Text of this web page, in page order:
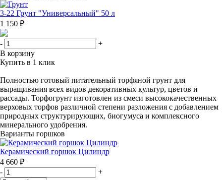
3-22 Грунт "Универсальный" 50 л
1 150 ₽
-
+
В корзину
Купить в 1 клик
Полностью готовый питательный торфяной грунт для
выращивания всех видов декоративных культур, цветов и
рассады. Торфогрунт изготовлен из смеси высококачественных
верховых торфов различной степени разложения с добавлением
природных структурирующих, биогумуса и комплексного
минерального удобрения.
Варианты горшков
Керамический горшок Цилиндр
4 660 ₽
-
+